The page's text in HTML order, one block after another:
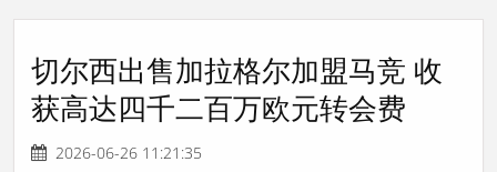
切尔西出售加拉格尔加盟马竞 收
获高达四千二百万欧元转会费
2026-06-26 11:21:35